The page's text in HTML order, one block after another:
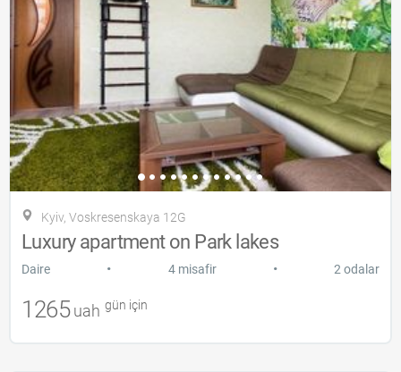
Kyiv, Voskresenskaya 12G
Luxury apartment on Park lakes
Daire • 4 misafir • 2 odalar
1265 uah gün için